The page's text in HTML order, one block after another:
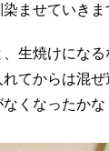
ませていきま
生焼けにな
てからは混
くなったか